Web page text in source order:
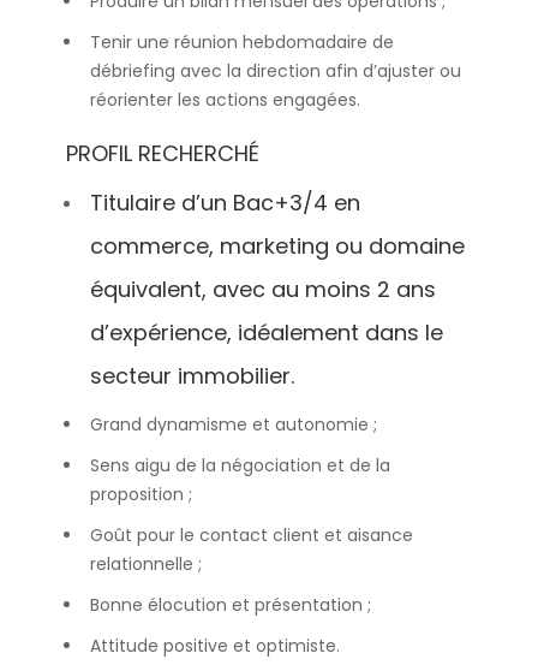
Tenir une réunion hebdomadaire de
débriefing avec la direction afin d’ajuster ou
réorienter les actions engagées.
PROFIL RECHERCHÉ
Titulaire d’un Bac+3/4 en
commerce, marketing ou domaine
équivalent, avec au moins 2 ans
d’expérience, idéalement dans le
secteur immobilier.
Grand dynamisme et autonomie ;
Sens aigu de la négociation et de la
proposition ;
Goût pour le contact client et aisance
relationnelle ;
Bonne élocution et présentation ;
Attitude positive et optimiste.